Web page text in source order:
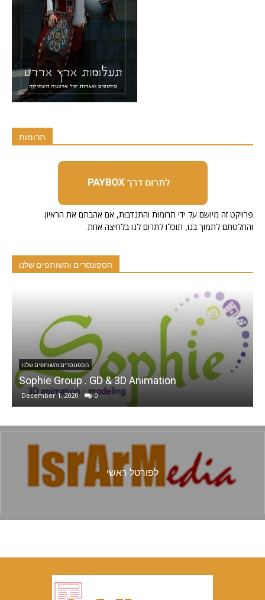
תרומות
.פרויקט זה מיושם על ידי תרומות והתנדבות, אם אהבתם את הראיון
והחלטתם לתמוך בנו, תוכלו לתרום לנו בלחיצה אחת
הספונסרים והשותפים שלנו
הספונסרים והשותפים שלנו
Ani Sweets
January 30, 2022 0
לפורטל ראשי